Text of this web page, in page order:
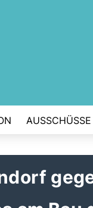
AUSSCHÜSSE